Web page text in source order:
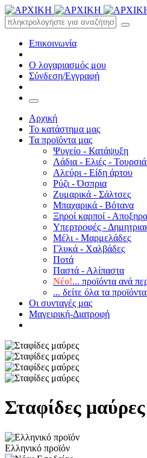
Επικοινωνία
Ο λογαριασμός μου
Σύνδεση/Εγγραφή
Αρχική
Το κατάστημα μας
Τα προϊόντα μας
Ψυγείο - Κατάψυξη
Λάδια - Ελιές -
Αλεύρι - Είδη άρτου
Ρύζι - Όσπρια
Ζυμαρικά - Σάλτσες
Μπαχαρικά - Βότανα
Ξηροί καρποί -
Υπερτροφές -
Μέλι - Μαρμελάδες
Γλυκά - Χαλβάδες
Ποτά
Παστά - Αλίπαστα
Νέο!... προϊόντα ανά
... δείτε όλα τα
Οι συνταγές μας
Μαγειρική-Διατροφή
Σταφίδες μαύρες
Ελληνικό προϊόν